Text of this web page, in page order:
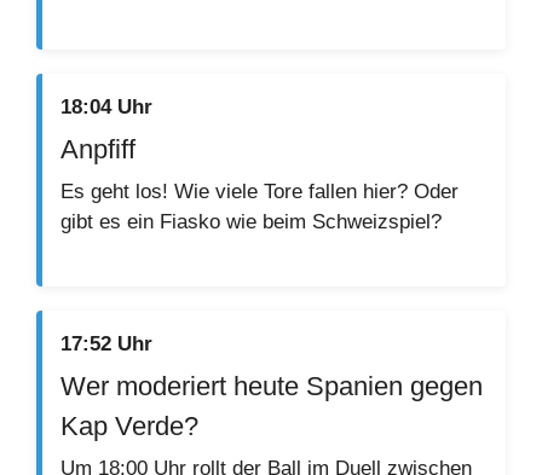
18:04 Uhr
Anpfiff
Es geht los! Wie viele Tore fallen hier? Oder
gibt es ein Fiasko wie beim Schweizspiel?
17:52 Uhr
Wer moderiert heute Spanien gegen
Kap Verde?
Um 18:00 Uhr rollt der Ball im Duell zwischen